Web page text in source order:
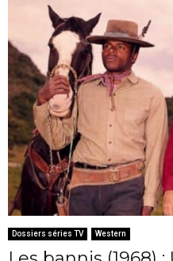
Dossiers séries TV Western